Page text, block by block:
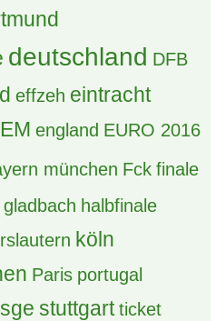
deutschland DFB
effzeh eintracht
EM england EURO 2016
münchen Fck finale
gladbach halbfinale
köln
Paris portugal
sge stuttgart ticket